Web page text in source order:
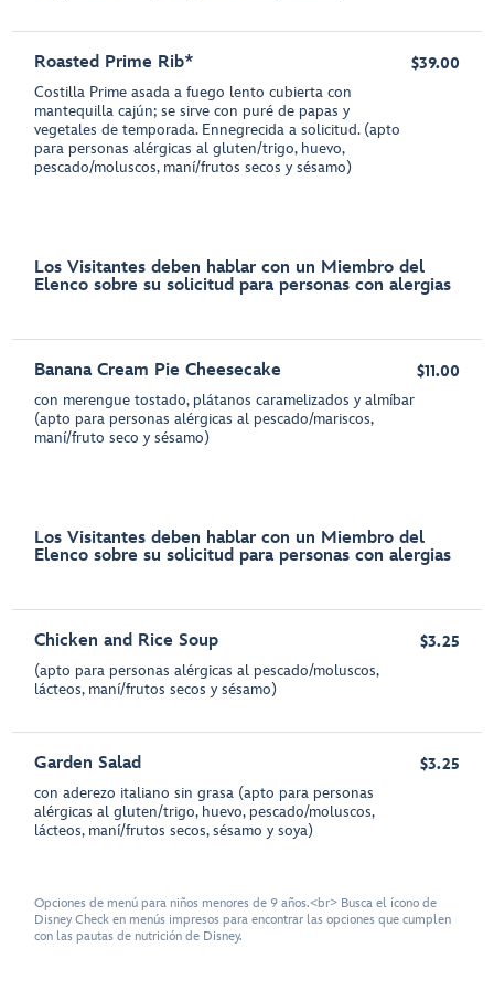
Roasted Prime Rib*
Costilla Prime asada a fuego lento cubierta con
mantequilla cajún; se sirve con puré de papas y
vegetales de temporada. Ennegrecida a solicitud. (apto
para personas alérgicas al gluten/trigo, huevo,
pescado/moluscos, maní/frutos secos y sésamo)
$39.00
Los Visitantes deben hablar con un Miembro del
Elenco sobre su solicitud para personas con alergias
Banana Cream Pie Cheesecake
con merengue tostado, plátanos caramelizados y almíbar
(apto para personas alérgicas al pescado/mariscos,
maní/fruto seco y sésamo)
$11.00
Los Visitantes deben hablar con un Miembro del
Elenco sobre su solicitud para personas con alergias
Chicken and Rice Soup
(apto para personas alérgicas al pescado/moluscos,
lácteos, maní/frutos secos y sésamo)
$3.25
Garden Salad
con aderezo italiano sin grasa (apto para personas
alérgicas al gluten/trigo, huevo, pescado/moluscos,
lácteos, maní/frutos secos, sésamo y soya)
$3.25
Opciones de menú para niños menores de 9 años.<br> Busca el ícono de
Disney Check en menús impresos para encontrar las opciones que cumplen
con las pautas de nutrición de Disney.